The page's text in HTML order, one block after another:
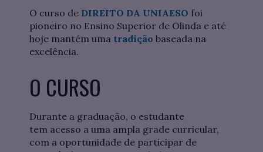
O curso de DIREITO DA UNIAESO foi
pioneiro no Ensino Superior de Olinda e até
hoje mantém uma tradição baseada na
excelência.
O CURSO
Durante a graduação, o estudante
tem acesso a uma ampla grade curricular,
com a oportunidade de participar de